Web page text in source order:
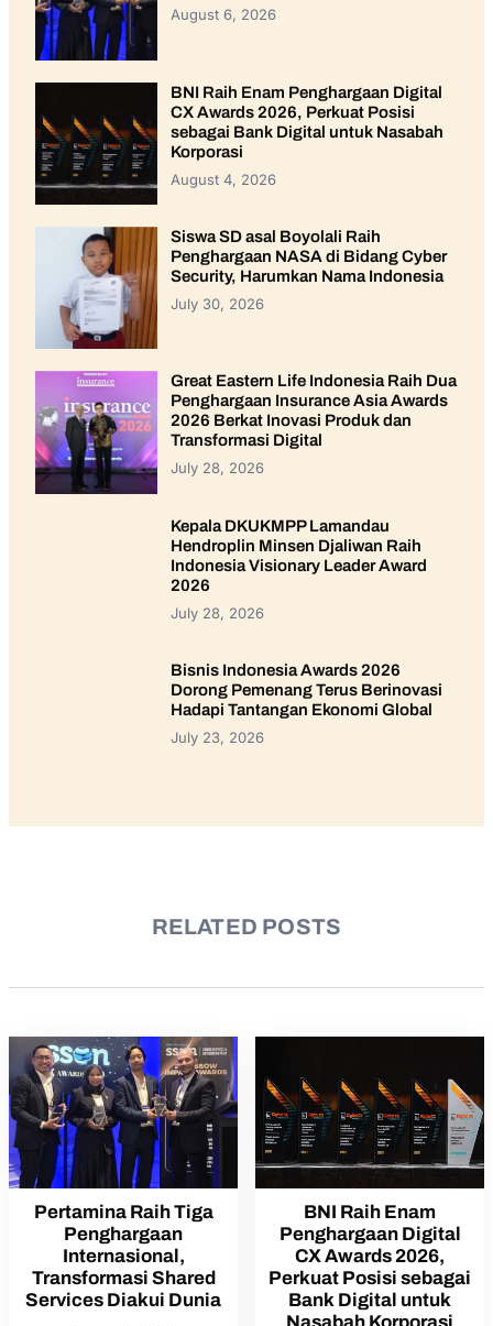
August 6, 2026
BNI Raih Enam Penghargaan Digital
CX Awards 2026, Perkuat Posisi
sebagai Bank Digital untuk Nasabah
Korporasi
August 4, 2026
Siswa SD asal Boyolali Raih
Penghargaan NASA di Bidang Cyber
Security, Harumkan Nama Indonesia
July 30, 2026
Great Eastern Life Indonesia Raih Dua
Penghargaan Insurance Asia Awards
2026 Berkat Inovasi Produk dan
Transformasi Digital
July 28, 2026
Kepala DKUKMPP Lamandau
Hendroplin Minsen Djaliwan Raih
Indonesia Visionary Leader Award
2026
July 28, 2026
Bisnis Indonesia Awards 2026
Dorong Pemenang Terus Berinovasi
Hadapi Tantangan Ekonomi Global
July 23, 2026
RELATED POSTS
Pertamina Raih Tiga
Penghargaan
Internasional,
Transformasi Shared
Services Diakui Dunia
BNI Raih Enam
Penghargaan Digital
CX Awards 2026,
Perkuat Posisi sebagai
Bank Digital untuk
Nasabah Korporasi